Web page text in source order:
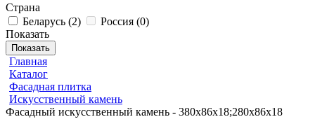
Страна
Беларусь (2) Россия (0)
Показать
Показать
Главная
Каталог
Фасадная плитка
Искусственный камень
Фасадный искусственный камень - 380х86х18;280х86х18